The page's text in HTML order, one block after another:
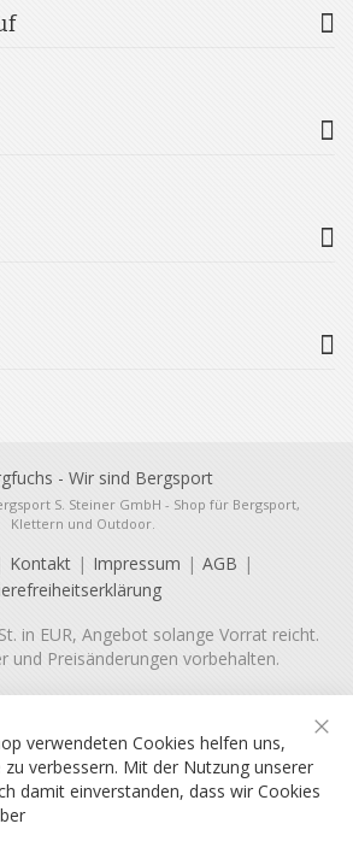
S. Steiner GmbH - Shop für Bergsport,
Klettern und Outdoor.
Kontakt Impressum
AGB
in EUR, Angebot solange Vorrat reicht.
und Preisänderungen vorbehalten.
verwendeten Cookies helfen uns,
zu verbessern. Mit der Nutzung unserer
damit einverstanden, dass wir Cookies